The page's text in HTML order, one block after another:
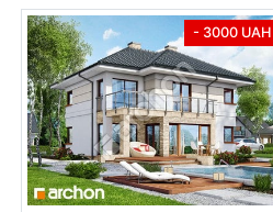
- 3000 UAH
Вилла Элиза 2